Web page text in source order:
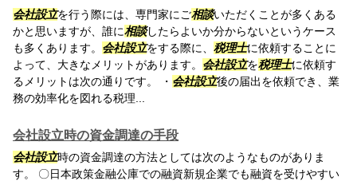
会社設立を行う際には、専門家にご相談いただくことが多くある
かと思いますが、誰に相談したらよいか分からないというケース
も多くあります。 会社設立をする際に、 税理士に依頼することに
よって、大きなメリットがあります。 会社設立を税理士に依頼す
るメリットは次の通りです。 ・ 会社設立後の届出を依頼でき、業
務の効率化を図れる税理...
会社設立時の資金調達の手段
会社設立時の資金調達の方法としては次のようなものがありま
す。 〇日本政策金融公庫での融資新規企業でも融資を受けやすい